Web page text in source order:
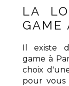
LA
GAME
Il existe
game à
choix
pour vous